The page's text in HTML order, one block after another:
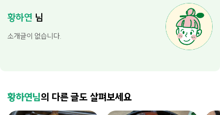
황하연 님
소개글이 없습니다.
황하연님의 다른 글도 살펴보세요